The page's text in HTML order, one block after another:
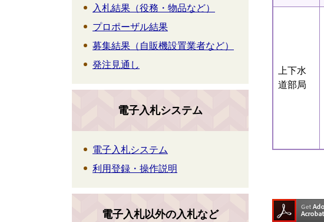
上下水
道部局
入札結果（役務・物品など）
プロポーザル結果
募集結果（自販機設置業者など）
発注見通し
電子入札システム
電子入札システム
利用登録・操作説明
電子入札以外の入札など